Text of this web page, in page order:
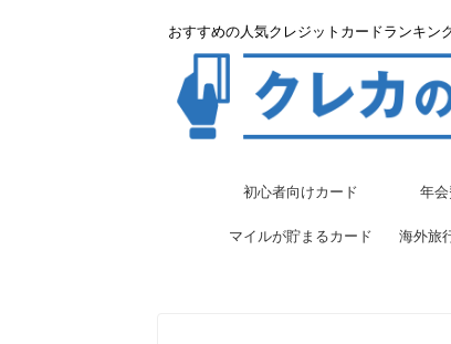
おすすめの人気クレジットカードランキン
初心者向けカード 年
マイルが貯まるカード 海外旅